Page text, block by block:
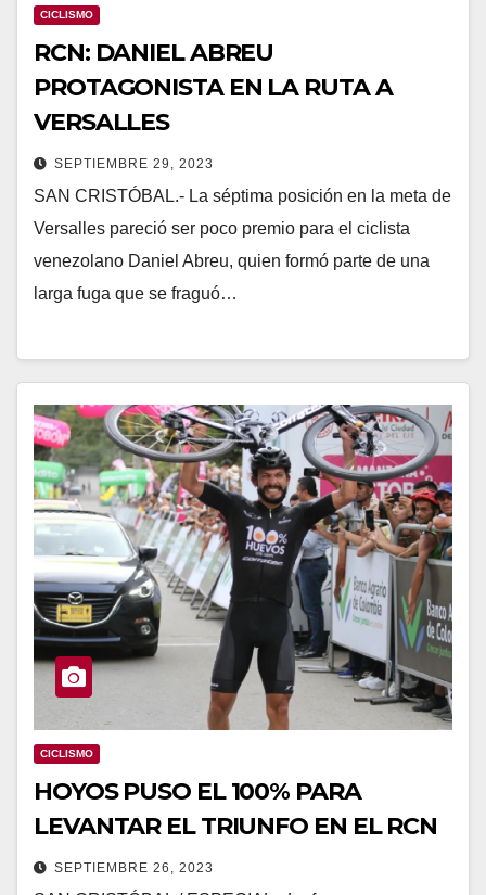
CICLISMO
RCN: DANIEL ABREU
PROTAGONISTA EN LA RUTA A
VERSALLES
SEPTIEMBRE 29, 2023
SAN CRISTÓBAL.- La séptima posición en la meta de
Versalles pareció ser poco premio para el ciclista
venezolano Daniel Abreu, quien formó parte de una
larga fuga que se fraguó…
CICLISMO
HOYOS PUSO EL 100% PARA
LEVANTAR EL TRIUNFO EN EL RCN
SEPTIEMBRE 26, 2023